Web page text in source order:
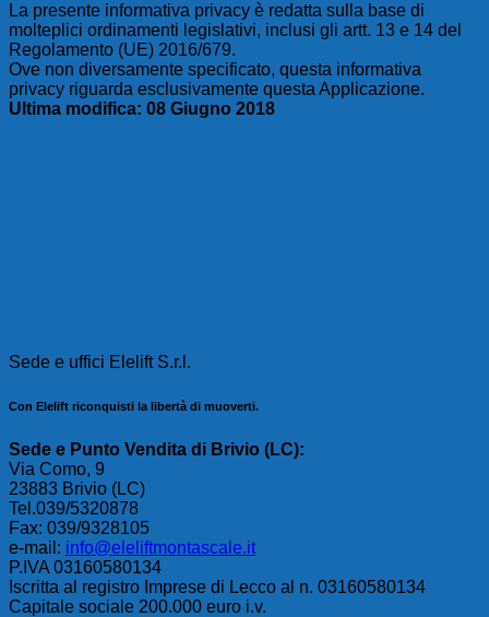
La presente informativa privacy è redatta sulla base di
molteplici ordinamenti legislativi, inclusi gli artt. 13 e 14 del
Regolamento (UE) 2016/679.
Ove non diversamente specificato, questa informativa
privacy riguarda esclusivamente questa Applicazione.
Ultima modifica: 08 Giugno 2018
Sede e uffici Elelift S.r.l.
Con Elelift riconquisti la libertà di muoverti.
Sede e Punto Vendita di Brivio (LC):
Via Como, 9
23883 Brivio (LC)
Tel.039/5320878
Fax: 039/9328105
e-mail: info@eleliftmontascale.it
P.IVA 03160580134
Iscritta al registro Imprese di Lecco al n. 03160580134
Capitale sociale 200.000 euro i.v.